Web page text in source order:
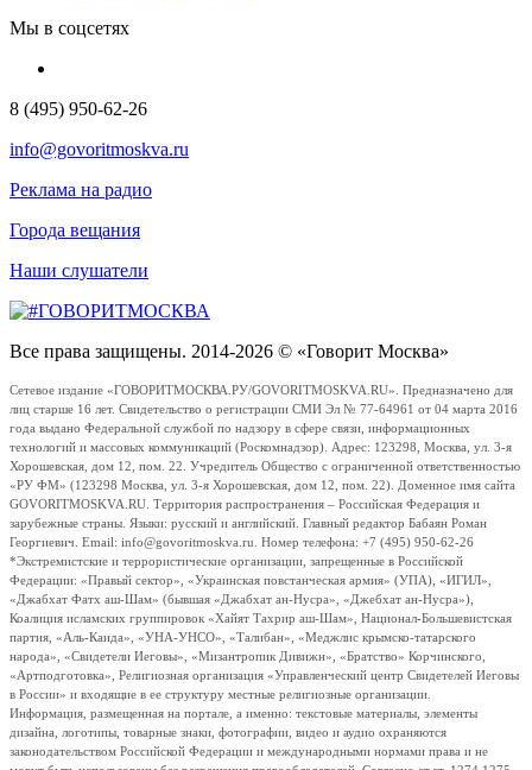
Мы в соцсетях
8 (495) 950-62-26
info@govoritmoskva.ru
Реклама на радио
Города вещания
Наши слушатели
Все права защищены. 2014-2026 © «Говорит Москва»
Сетевое издание «ГОВОРИТМОСКВА.РУ/GOVORITMOSKVA.RU». Предназначено для
лиц старше 16 лет. Свидетельство о регистрации СМИ Эл № 77-64961 от 04 марта 2016
года выдано Федеральной службой по надзору в сфере связи, информационных
технологий и массовых коммуникаций (Роскомнадзор). Адрес: 123298, Москва, ул. 3-я
Хорошевская, дом 12, пом. 22. Учредитель Общество с ограниченной ответственностью
«РУ ФМ» (123298 Москва, ул. 3-я Хорошевская, дом 12, пом. 22). Доменное имя сайта
GOVORITMOSKVA.RU. Территория распространения – Российская Федерация и
зарубежные страны. Языки: русский и английский. Главный редактор Бабаян Роман
Георгиевич. Email: info@govoritmoskva.ru. Номер телефона: +7 (495) 950-62-26
*Экстремистские и террористические организации, запрещенные в Российской
Федерации: «Правый сектор», «Украинская повстанческая армия» (УПА), «ИГИЛ»,
«Джабхат Фатх аш-Шам» (бывшая «Джабхат ан-Нусра», «Джебхат ан-Нусра»),
Коалиция исламских группировок «Хайят Тахрир аш-Шам», Национал-Большевистская
партия, «Аль-Каида», «УНА-УНСО», «Талибан», «Меджлис крымско-татарского
народа», «Свидетели Иеговы», «Мизантропик Дивижн», «Братство» Корчинского,
«Артподготовка», Религиозная организация «Управленческий центр Свидетелей Иеговы
в России» и входящие в ее структуру местные религиозные организации.
Информация, размещенная на портале, а именно: текстовые материалы, элементы
дизайна, логотипы, товарные знаки, фотографии, видео и аудио охраняются
законодательством Российской Федерации и международными нормами права и не